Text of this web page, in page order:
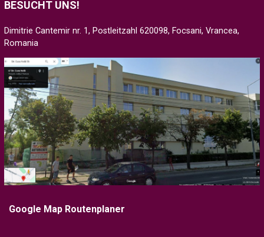
BESUCHT UNS!
Dimitrie Cantemir nr. 1, Postleitzahl 620098, Focsani, Vrancea,
Romania
Google Map Routenplaner